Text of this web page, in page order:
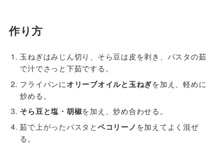
作り方
玉ねぎはみじん切り、そら豆は皮を剥き、パスタの茹
で汁でさっと下茹でする。
フライパンにオリーブオイルと玉ねぎを加え、軽めに
炒める。
そら豆と塩・胡椒を加え、炒め合わせる。
茹で上がったパスタとペコリーノ を加えてよく混ぜ
る。